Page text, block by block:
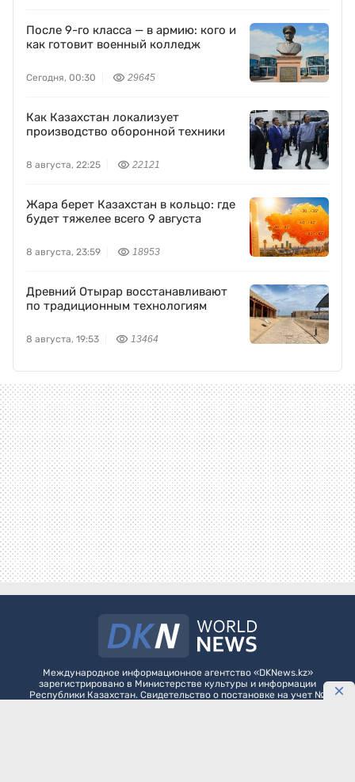
После 9-го класса — в армию: кого и
как готовит военный колледж
Сегодня, 00:30 29645
Как Казахстан локализует
производство оборонной техники
8 августа, 22:25 22121
Жара берет Казахстан в кольцо: где
будет тяжелее всего 9 августа
8 августа, 23:59 18953
Древний Отырар восстанавливают
по традиционным технологиям
8 августа, 19:53 13464
Международное информационное агентство «DKNews.kz»
зарегистрировано в Министерстве культуры и информации
Республики Казахстан. Свидетельство о постановке на учет №